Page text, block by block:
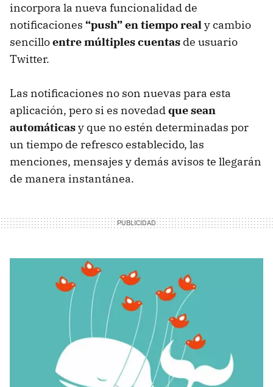
incorpora la nueva funcionalidad de
notificaciones “push” en tiempo realy cambio
sencilloentre múltiples cuentas de usuario
Twitter.
Las notificaciones no son nuevas para esta
aplicación, pero si es novedadque sean
automáticasy que no estén determinadas por
un tiempo de refresco establecido, las
menciones, mensajes y demás avisos te llegarán
de manera instantánea.